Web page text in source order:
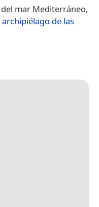
del mar Mediterráneo,
archipiélago de las